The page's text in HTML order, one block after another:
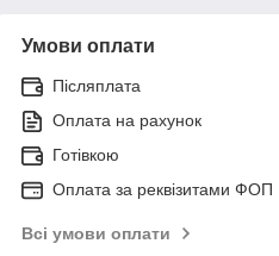
Умови оплати
Післяплата
Оплата на рахунок
Готівкою
Оплата за реквізитами ФОП
Всі умови оплати